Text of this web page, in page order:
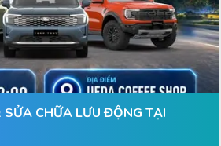
SỬA CHỮA LƯU ĐỘNG TẠI